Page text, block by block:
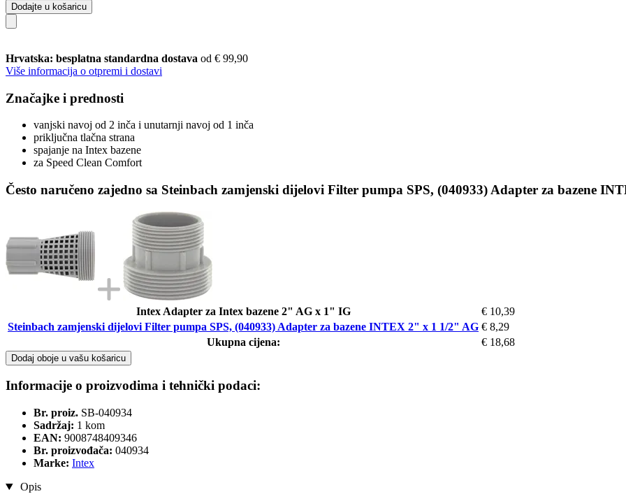
Dodajte u košaricu
Hrvatska: besplatna standardna dostava od € 99,90
Više informacija o otpremi i dostavi
Značajke i prednosti
vanjski navoj od 2 inča i unutarnji navoj od 1 inča
priključna tlačna strana
spajanje na Intex bazene
za Speed ​​​​Clean Comfort
Često naručeno zajedno sa Steinbach zamjenski dijelovi Filter pumpa SPS, (040933) Adapter za bazene
Intex Adapter za Intex bazene 2" AG x 1" IG
€ 10,39
Steinbach zamjenski dijelovi Filter pumpa SPS, (040933) Adapter za bazene INTEX 2" x 1 1/2" AG € 8,29
Ukupna cijena:
€ 18,68
Dodaj oboje u vašu košaricu
Informacije o proizvodima i tehnički podaci:
Br. proiz. SB-040934
Sadržaj: 1 kom
EAN: 9008748409346
Br. proizvođača: 040934
Marke: Intex
Opis